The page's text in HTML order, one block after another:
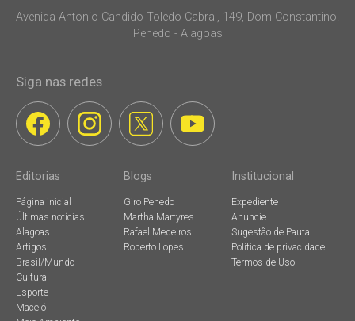
Avenida Antonio Candido Toledo Cabral, 149, Dom Constantino.
Penedo - Alagoas
Siga nas redes
Editorias
Página inicial
Últimas notícias
Alagoas
Artigos
Brasil/Mundo
Cultura
Esporte
Maceió
Blogs
Giro Penedo
Martha Martyres
Rafael Medeiros
Roberto Lopes
Institucional
Expediente
Anuncie
Sugestão de Pauta
Política de privacidade
Termos de Uso